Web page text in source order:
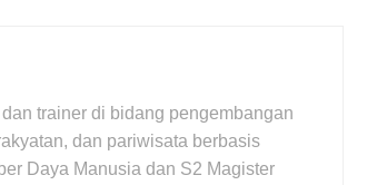
trainer di bidang pengembangan
dan pariwisata berbasis
Daya Manusia dan S2 Magister